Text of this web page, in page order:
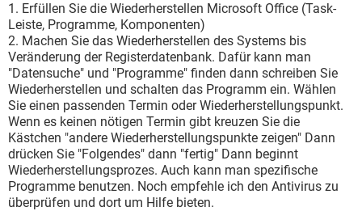
1. Erfüllen Sie die Wiederherstellen Microsoft Office (Task-
Leiste, Programme, Komponenten)
2. Machen Sie das Wiederherstellen des Systems bis
Veränderung der Registerdatenbank. Dafür kann man
"Datensuche" und "Programme" finden dann schreiben Sie
Wiederherstellen und schalten das Programm ein. Wählen
Sie einen passenden Termin oder Wiederherstellungspunkt.
Wenn es keinen nötigen Termin gibt kreuzen Sie die
Kästchen "andere Wiederherstellungspunkte zeigen" Dann
drücken Sie "Folgendes" dann "fertig" Dann beginnt
Wiederherstellungsprozes. Auch kann man spezifische
Programme benutzen. Noch empfehle ich den Antivirus zu
überprüfen und dort um Hilfe bieten.